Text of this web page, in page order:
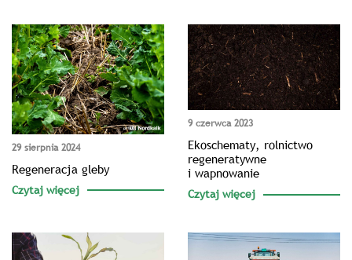
29 sierpnia 2024
Regeneracja gleby
Czytaj więcej
9 czerwca 2023
Ekoschematy, rolnictwo
regeneratywne
i wapnowanie
Czytaj więcej